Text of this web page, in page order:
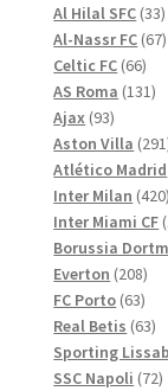
Al Hilal SFC 3333
Al-Nassr FC 6767
Celtic FC 6666
AS Roma 131131
Ajax 9393
Aston Villa 291
Atlético Madrid
Inter Milan 420
Inter Miami CF
Borussia
Everton 208208
FC Porto 6363
Real Betis 6363
Sporting
SSC Napoli 7272